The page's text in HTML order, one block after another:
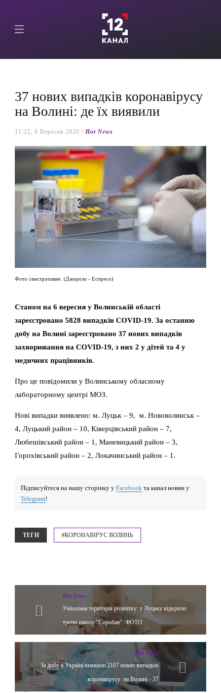
37 нових випадків коронавірусу
на Волині: де їх виявили
11:22, 6 Вересня 2020 / Hot News
Фото ілюстративне. (Джерело - Еспресо)
Станом на 6 вересня у Волинській області
зареєстровано 5828 випадків COVID-19. За останню
добу на Волині зареєстровано 37 нових випадків
захворювання на COVID-19, з них 2 у дітей та 4 у
медичних працівників.
Про це повідомили у Волинському обласному
лабораторному центрі МОЗ.
Нові випадки виявлено: м. Луцьк – 9, м. Нововолинськ –
4, Луцький район – 10, Ківерцівський район – 7,
Любешівський район – 1, Маневицький район – 3,
Горохівський район – 2, Локачинський район – 1.
Підписуйтеся на нашу сторінку у Facebook та канал новин у
Telegram!
ТЕГИ #КОРОНАВІРУС ВОЛИНЬ
Hot News
Унікальна територія розвитку: у Луцьку відкрили
третю школу "Соробан". ФОТО
Hot News
За добу в Україні виявили 2107 нових випадків
коронавірусу: на Волині - 37